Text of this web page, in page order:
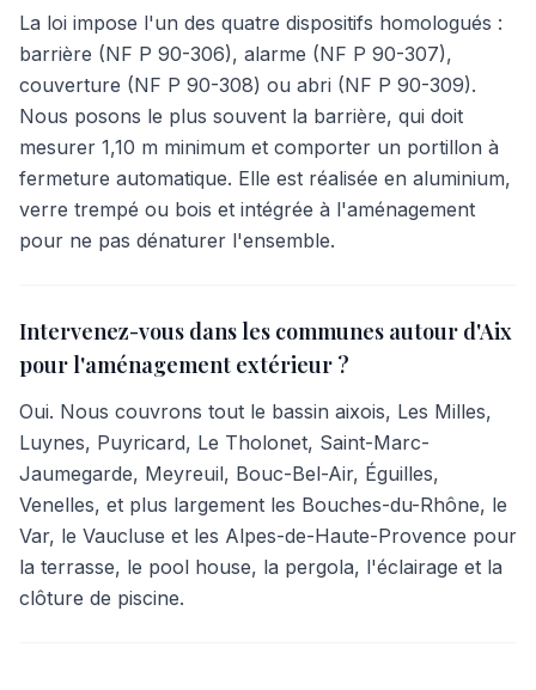
La loi impose l'un des quatre dispositifs homologués :
barrière (NF P 90-306), alarme (NF P 90-307),
couverture (NF P 90-308) ou abri (NF P 90-309).
Nous posons le plus souvent la barrière, qui doit
mesurer 1,10 m minimum et comporter un portillon à
fermeture automatique. Elle est réalisée en aluminium,
verre trempé ou bois et intégrée à l'aménagement
pour ne pas dénaturer l'ensemble.
Intervenez-vous dans les communes autour d'Aix
pour l'aménagement extérieur ?
Oui. Nous couvrons tout le bassin aixois, Les Milles,
Luynes, Puyricard, Le Tholonet, Saint-Marc-
Jaumegarde, Meyreuil, Bouc-Bel-Air, Éguilles,
Venelles, et plus largement les Bouches-du-Rhône, le
Var, le Vaucluse et les Alpes-de-Haute-Provence pour
la terrasse, le pool house, la pergola, l'éclairage et la
clôture de piscine.